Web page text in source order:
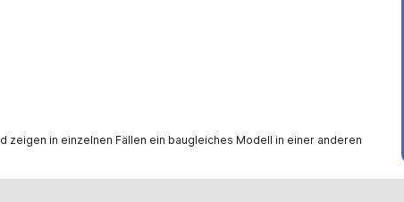
in einzelnen Fällen ein baugleiches Modell in einer anderen